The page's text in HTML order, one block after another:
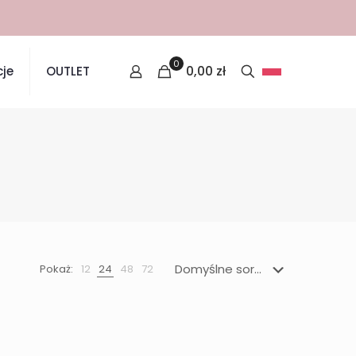
OUTLET 0 0,00 zł
Pokaż: 12 24 48 72